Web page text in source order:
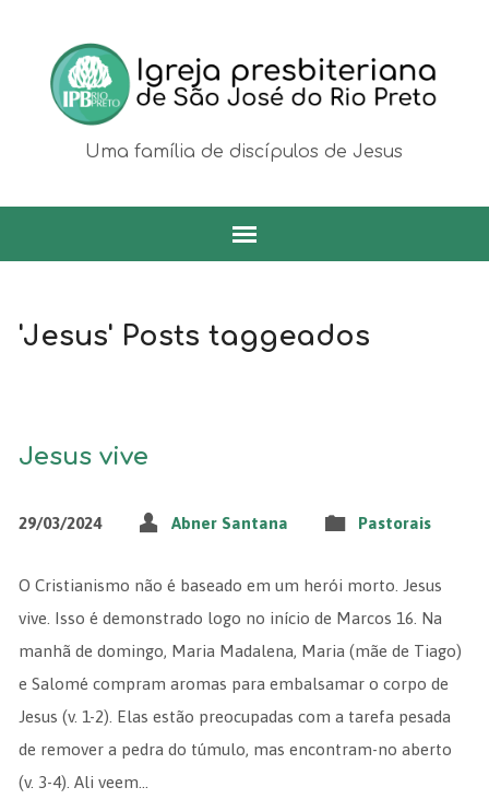
Uma família de discípulos de Jesus
'Jesus' Posts taggeados
Jesus vive
29/03/2024 Abner Santana Pastorais
O Cristianismo não é baseado em um herói morto. Jesus
vive. Isso é demonstrado logo no início de Marcos 16. Na
manhã de domingo, Maria Madalena, Maria (mãe de Tiago)
e Salomé compram aromas para embalsamar o corpo de
Jesus (v. 1-2). Elas estão preocupadas com a tarefa pesada
de remover a pedra do túmulo, mas encontram-no aberto
(v. 3-4). Ali veem…